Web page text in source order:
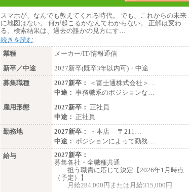
スマホが、なんでも教えてくれる時代。 でも、これからの未来
に地図はない。 何が起こるかなんてわからない。 正解は変わ
る。検索結果は、過去の誰かの見方にす…
続きを読む
業種
メーカー/IT/情報通信
新卒／中途
2027新卒(既卒3年以内可)・中途
募集職種
2027新卒：
＜富士通株式会社＞…
中途： 事務職系のポジションな…
雇用形態
2027新卒： 正社員
中途： 正社員
勤務地
2027新卒：
・本店 〒211…
中途： ポジションによって勤務…
給与
2027新卒：
募集各社・全職種共通
担う職責に応じて決定【2026年1月時点
（予定）】
月給284,000円または月給315,000円